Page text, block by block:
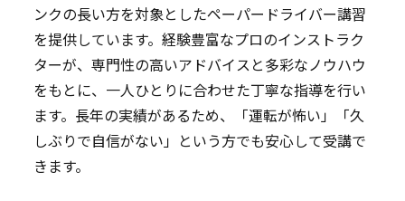
ンクの長い方を対象としたペーパードライバー講習
を提供しています。経験豊富なプロのインストラク
ターが、専門性の高いアドバイスと多彩なノウハウ
をもとに、一人ひとりに合わせた丁寧な指導を行い
ます。長年の実績があるため、「運転が怖い」「久
しぶりで自信がない」という方でも安心して受講で
きます。